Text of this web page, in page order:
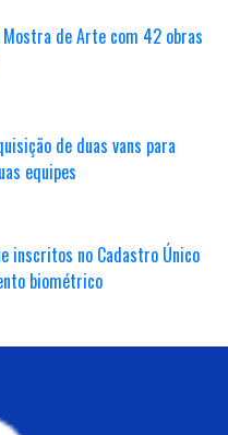
de Arte com 42 obras
de duas vans para
equipes
inscritos no Cadastro Único
biométrico